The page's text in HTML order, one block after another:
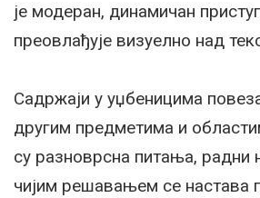
је модеран, динамичан
преовлађује визуелно над
Садржаји у уџбеницима
другим предметима и
су разноврсна питања, радни
чијим решавањем се настава